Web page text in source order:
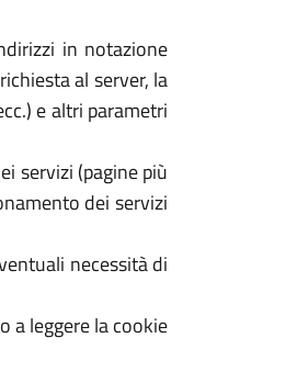
in notazione
al server, la
e altri parametri
servizi (pagine più
dei servizi
necessità di
a leggere la cookie